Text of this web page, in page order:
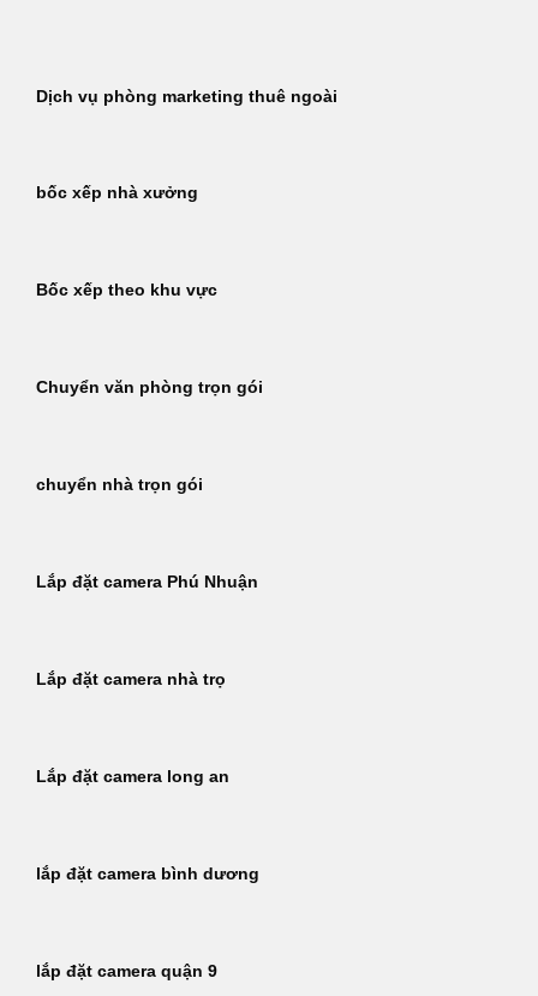
dungDịch vụ phòng marketing thuê ngoài
bốc xếp nhà xưởng
Bốc xếp theo khu vực
Chuyển văn phòng trọn gói
chuyển nhà trọn gói
Lắp đặt camera Phú Nhuận
Lắp đặt camera nhà trọ
Lắp đặt camera long an
lắp đặt camera bình dương
lắp đặt camera quận 9